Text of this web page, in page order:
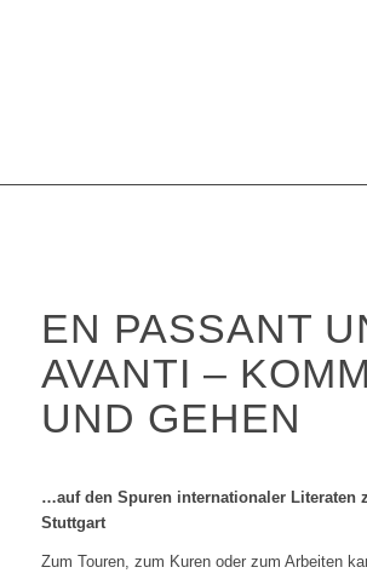
EN PASSANT
AVANTI –
UND GEHEN
…auf den Spuren internationaler Literaten
Stuttgart
Zum Touren, zum Kuren oder zum Arbeiten